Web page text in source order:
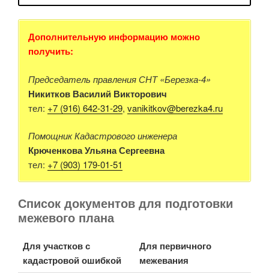
Дополнительную информацию можно
получить:
Председатель правления СНТ «Березка-4»
Никитков Василий Викторович
тел: +7 (916) 642-31-29, vanikitkov@berezka4.ru
Помощник Кадастрового инженера
Крюченкова Ульяна Сергеевна
тел: +7 (903) 179-01-51
Список документов для подготовки
межевого плана
Для участков с
кадастровой ошибкой
Для первичного
межевания